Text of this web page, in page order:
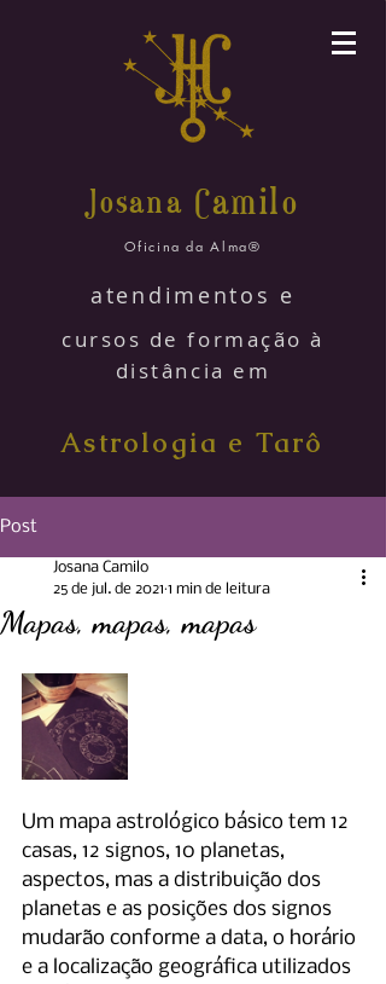
Josana Camilo
Oficina da Alma®
atendimentos e
cursos de formação à
distância em
Astrologia e Tarô
Post
Mapas, mapas, mapas
Josana Camilo
25 de jul. de 2021 1 min de leitura
Um mapa astrológico básico tem 12
casas, 12 signos, 10 planetas,
aspectos, mas a distribuição dos
planetas e as posições dos signos
mudarão conforme a data, o horário
e a localização geográfica utilizados